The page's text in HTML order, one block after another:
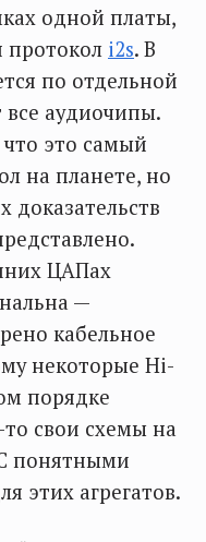
одной платы,
протокол i2s. В
по отдельной
аудиочипы.
это самый
на планете, но
доказательств
ЦАПах
—
кабельное
некоторые Hi-
порядке
свои схемы на
понятными
этих агрегатов.